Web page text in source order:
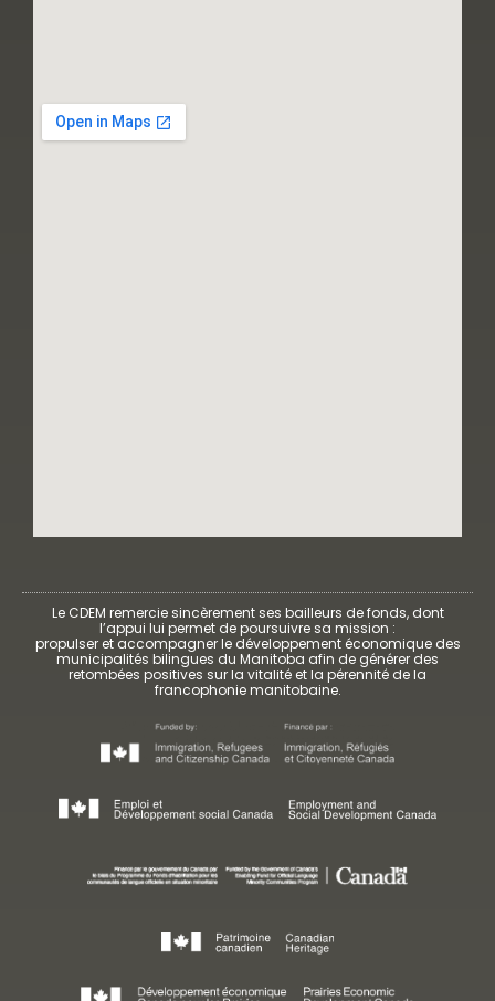
Le CDEM remercie sincèrement ses bailleurs de fonds, dont
l’appui lui permet de poursuivre sa mission :
propulser et accompagner le développement économique des
municipalités bilingues du Manitoba afin de générer des
retombées positives sur la vitalité et la pérennité de la
francophonie manitobaine.